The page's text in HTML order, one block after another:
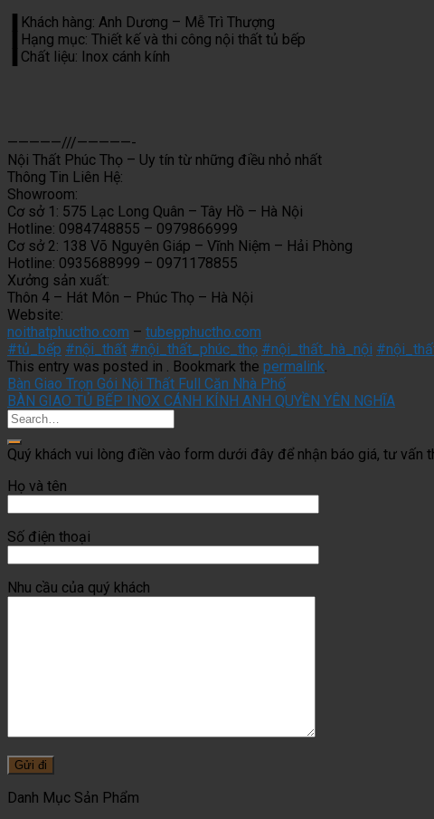
▐ Khách hàng: Anh Dương – Mễ Trì Thượng
▐ Hạng mục: Thiết kế và thi công nội thất tủ bếp
▐ Chất liệu: Inox cánh kính
—————///—————-
Nội Thất Phúc Thọ – Uy tín từ những điều nhỏ nhất
Thông Tin Liên Hệ:
Showroom:
Cơ sở 1: 575 Lạc Long Quân – Tây Hồ – Hà Nội
Hotline: 0984748855 – 0979866999
Cơ sở 2: 138 Võ Nguyên Giáp – Vĩnh Niệm – Hải Phòng
Hotline: 0935688999 – 0971178855
Xưởng sản xuất:
Thôn 4 – Hát Môn – Phúc Thọ – Hà Nội
Website:
noithatphuctho.com – tubepphuctho.com
#tủ_bếp #nội_thất #nội_thất_phúc_thọ #nội_thất_hà_nội
This entry was posted in . Bookmark the permalink.
Bàn Giao Trọn Gói Nội Thất Full Căn Nhà Phố
BÀN GIAO TỦ BẾP INOX CÁNH KÍNH ANH QUYỀN YÊN NGHĨA
Quý khách vui lòng điền vào form dưới đây để nhận báo giá, tư vấn
Họ và tên
Số điện thoại
Nhu cầu của quý khách
Danh Mục Sản Phẩm